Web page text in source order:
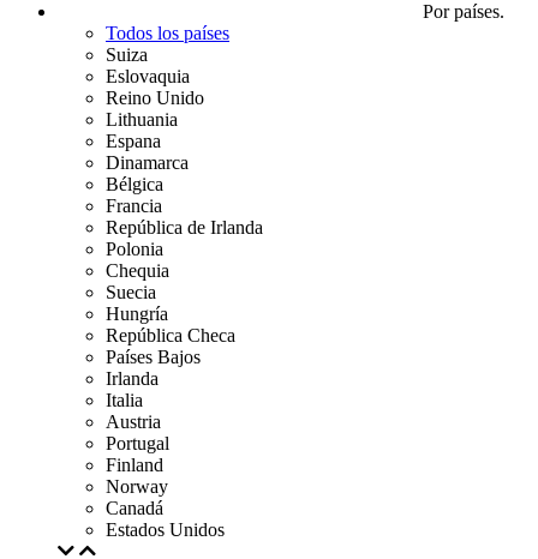
Por países.
Todos los países
Suiza
Eslovaquia
Reino Unido
Lithuania
Espana
Dinamarca
Bélgica
Francia
República de Irlanda
Polonia
Chequia
Suecia
Hungría
República Checa
Países Bajos
Irlanda
Italia
Austria
Portugal
Finland
Norway
Canadá
Estados Unidos